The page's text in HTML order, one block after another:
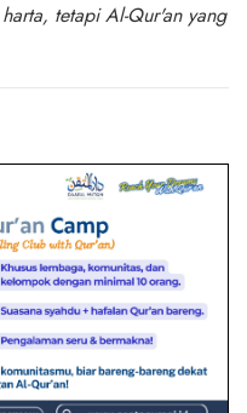
tetapi Al-Qur'an yang